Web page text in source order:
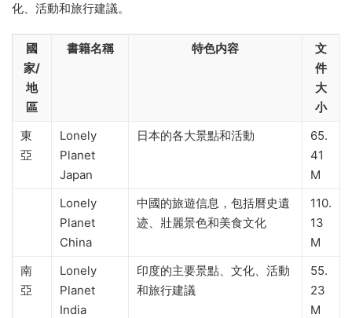
化、活動和旅行建議。
國
家/
地
區
書籍名稱 特色内容
文
件
大
小
東
亞
Lonely
Planet
Japan
日本的各大景點和活動
65.
41
M
Lonely
Planet
China
中國的旅遊信息，包括曆史遺
迹、壯麗景色和美食文化
110.
13
M
南
亞
Lonely
Planet
India
印度的主要景點、文化、活動
和旅行建議
55.
23
M